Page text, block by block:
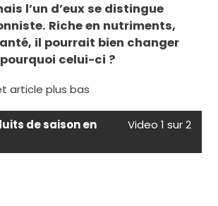
l’un d’eux se distingue
Riche en nutriments,
il pourrait bien changer
celui-ci ?
article plus bas
de saison en
Video 1 sur 2